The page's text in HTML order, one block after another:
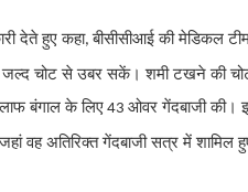
देते हुए कहा,बीसीसीआई की मेडिकल
जल्द चोट से उबर सकें। शमी टखने की
बंगाल के लिए 43 ओवर गेंदबाजी की।
जहां वह अतिरिक्त गेंदबाजी सत्र में